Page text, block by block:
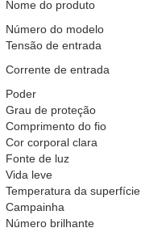
Nome do produto
Número do modelo
Tensão de entrada
Corrente de entrada
Poder
Grau de proteção
Comprimento do fio
Cor corporal clara
Fonte de luz
Vida leve
Temperatura da superfície
Campainha
Número brilhante